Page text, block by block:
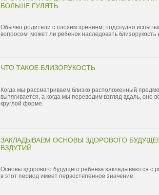
БОЛЬШЕ ГУЛЯТЬ
Обычно родители с плохим зрением, подспудно
вопросом: может ли ребёнок наследовать близорукость
ЧТО ТАКОЕ БЛИЗОРУКОСТЬ
Когда мы рассматриваем близко расположенный
вытягивается, а когда мы переводим взгляд вдаль, оно
круглой форме.
ЗАКЛАДЫВАЕМ ОСНОВЫ ЗДОРОВОГО
ВЗДУТИЙ
Основы здорового будущего ребенка закладываются с
в этот период имеет первостепенное значение.